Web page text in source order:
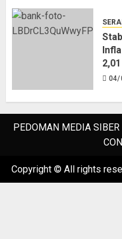
04/
PEDOMAN MEDIA SIBER
Copyright © All rights